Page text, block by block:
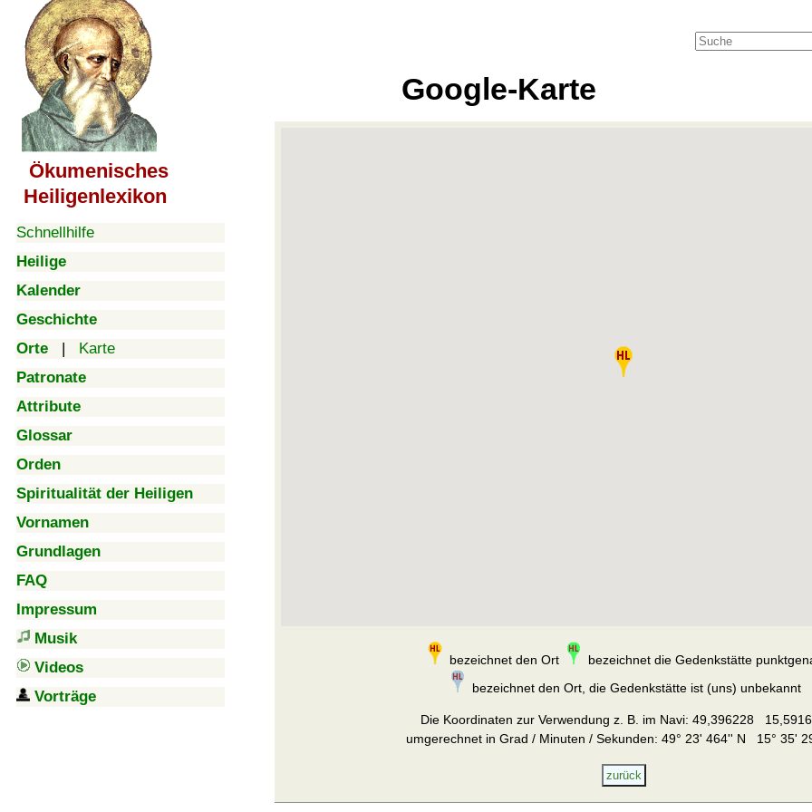
Ökumenisches
Heiligenlexikon
Schnellhilfe
Heilige
Kalender
Geschichte
Orte | Karte
Patronate
Attribute
Glossar
Orden
Spiritualität der Heiligen
Vornamen
Grundlagen
FAQ
Impressum
Musik
Videos
Vorträge
Google-Karte
bezeichnet den Ort
bezeichnet die Gedenkstätte
bezeichnet den Ort, die Gedenkstätte ist (uns) unbekannt
Die Koordinaten zur Verwendung z. B. im Navi: 49,396228
umgerechnet in Grad / Minuten / Sekunden: 49° 23' 464'' N 15° 35'